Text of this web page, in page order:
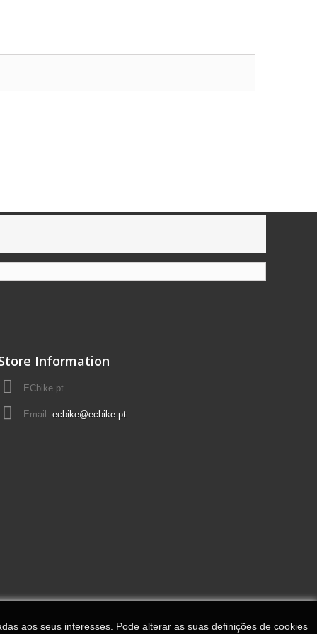
Information
ECbike.pt
Email: ecbike@ecbike.pt
aos seus interesses. Pode alterar as suas definições de cookies